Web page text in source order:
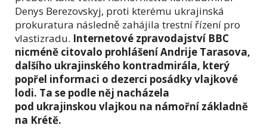
Denys Berezovskyj, proti kterému ukrajinská
prokuratura následně zahájila trestní řízení pro
vlastizradu. Internetové zpravodajství BBC
nicméně citovalo prohlášení Andrije Tarasova,
dalšího ukrajinského kontradmirála, který
popřel informaci o dezerci posádky vlajkové
lodi. Ta se podle něj nacházela
pod ukrajinskou vlajkou na námořní základně
na Krétě.